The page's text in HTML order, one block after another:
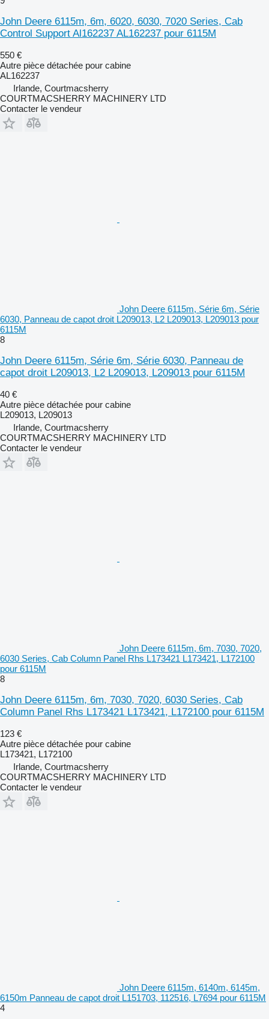
John Deere 6115m, 6m, 6020, 6030, 7020 Series, Cab
Control Support Al162237 AL162237 pour 6115M
550 €
Autre pièce détachée pour cabine
AL162237
Irlande, Courtmacsherry
COURTMACSHERRY MACHINERY LTD
Contacter le vendeur
John Deere 6115m, Série 6m, Série
6030, Panneau de capot droit L209013, L2 L209013, L209013 pour
6115M
8
John Deere 6115m, Série 6m, Série 6030, Panneau de
capot droit L209013, L2 L209013, L209013 pour 6115M
40 €
Autre pièce détachée pour cabine
L209013, L209013
Irlande, Courtmacsherry
COURTMACSHERRY MACHINERY LTD
Contacter le vendeur
John Deere 6115m, 6m, 7030, 7020,
6030 Series, Cab Column Panel Rhs L173421 L173421, L172100
pour 6115M
8
John Deere 6115m, 6m, 7030, 7020, 6030 Series, Cab
Column Panel Rhs L173421 L173421, L172100 pour 6115M
123 €
Autre pièce détachée pour cabine
L173421, L172100
Irlande, Courtmacsherry
COURTMACSHERRY MACHINERY LTD
Contacter le vendeur
John Deere 6115m, 6140m, 6145m,
6150m Panneau de capot droit L151703, 112516, L7694 pour 6115M
4